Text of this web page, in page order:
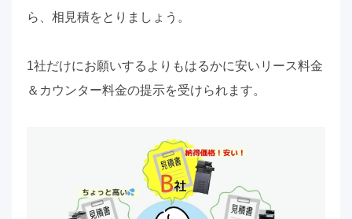
ら、相見積をとりましょう。
1社だけにお願いするよりもはるかに安いリース料金
＆カウンター料金の提示を受けられます。